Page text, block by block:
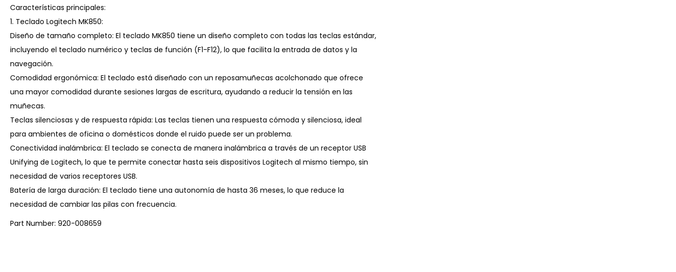
Características principales:
1. Teclado Logitech MK850:
Diseño de tamaño completo: El teclado MK850 tiene un diseño completo con todas las teclas estándar,
incluyendo el teclado numérico y teclas de función (F1-F12), lo que facilita la entrada de datos y la
navegación.
Comodidad ergonómica: El teclado está diseñado con un reposamuñecas acolchonado que ofrece
una mayor comodidad durante sesiones largas de escritura, ayudando a reducir la tensión en las
muñecas.
Teclas silenciosas y de respuesta rápida: Las teclas tienen una respuesta cómoda y silenciosa, ideal
para ambientes de oficina o domésticos donde el ruido puede ser un problema.
Conectividad inalámbrica: El teclado se conecta de manera inalámbrica a través de un receptor USB
Unifying de Logitech, lo que te permite conectar hasta seis dispositivos Logitech al mismo tiempo, sin
necesidad de varios receptores USB.
Batería de larga duración: El teclado tiene una autonomía de hasta 36 meses, lo que reduce la
necesidad de cambiar las pilas con frecuencia.
Part Number: 920-008659